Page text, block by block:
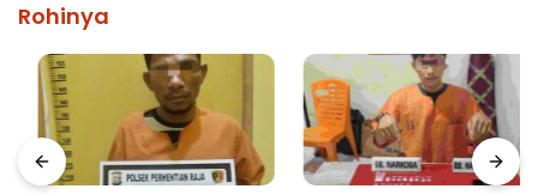
Rohinya